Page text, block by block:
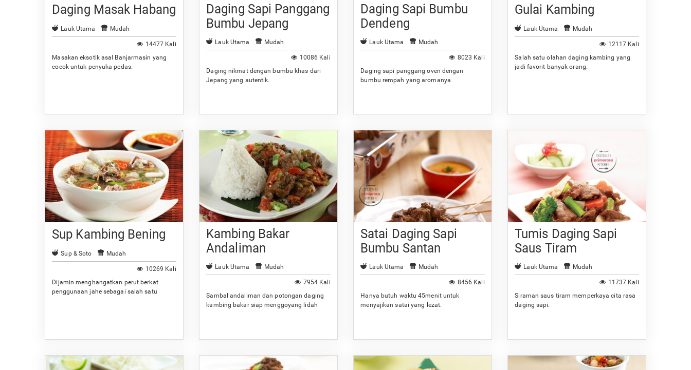
Daging Masak Habang
Lauk Utama Mudah
14477 Kali
Masakan eksotik asal Banjarmasin yang
cocok untuk penyuka pedas.
Daging Sapi Panggang
Bumbu Jepang
Lauk Utama Mudah
10086 Kali
Daging nikmat dengan bumbu khas dari
Jepang yang autentik.
Daging Sapi Bumbu
Dendeng
Lauk Utama Mudah
8023 Kali
Daging sapi panggang oven dengan
bumbu rempah yang aromanya
Gulai Kambing
Lauk Utama Mudah
12117 Kali
Salah satu olahan daging kambing yang
jadi favorit banyak orang.
Sup Kambing Bening
Sup & Soto Mudah
10269 Kali
Dijamin menghangatkan perut berkat
penggunaan jahe sebagai salah satu
Kambing Bakar
Andaliman
Lauk Utama Mudah
7954 Kali
Sambal andaliman dan potongan daging
kambing bakar siap menggoyang lidah
Satai Daging Sapi
Bumbu Santan
Lauk Utama Mudah
8456 Kali
Hanya butuh waktu 45menit untuk
menyajikan satai yang lezat.
Tumis Daging Sapi
Saus Tiram
Lauk Utama Mudah
11737 Kali
Siraman saus tiram memperkaya cita rasa
daging sapi.